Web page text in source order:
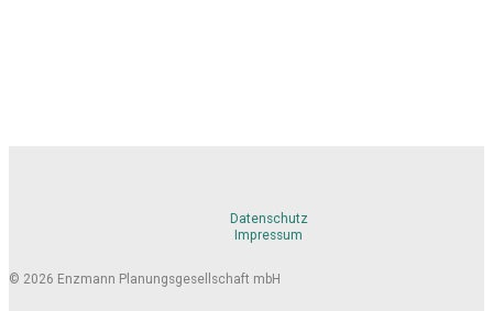
Datenschutz
Impressum
© 2026 Enzmann Planungsgesellschaft mbH